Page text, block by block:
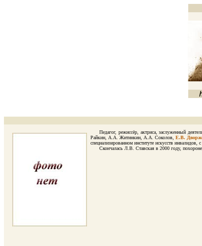
Педагог, режиссёр, актриса, заслуженный
Райкин, А.А. Житинкин, А.А. Соколов,Е.В.
специализированном институте искусств
Скончалась Л.В. Ставская в 2000 году,